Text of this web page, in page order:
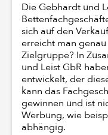
Die Gebhardt und
sich auf den
erreicht man
Zielgruppe? In
und Leist GbR
entwickelt, der
kann das
gewinnen und ist
Werbung, wie
abhängig.